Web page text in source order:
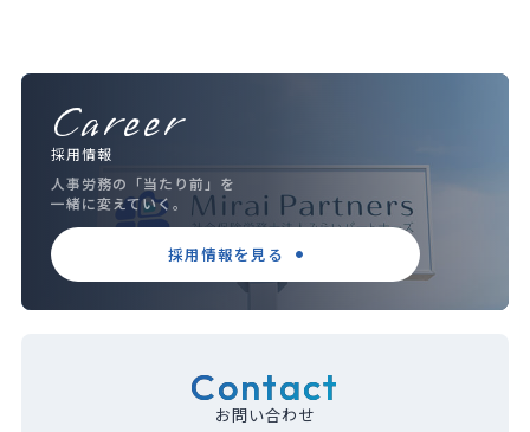
Career
採用情報
人事労務の「当たり前」を
一緒に変えていく。
採用情報を見る
Contact
お問い合わせ